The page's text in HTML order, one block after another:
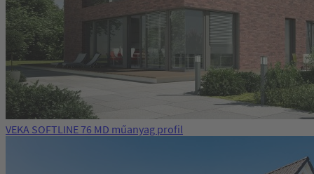
VEKA SOFTLINE 76 MD műanyag profil